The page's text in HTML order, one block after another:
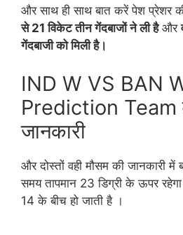
और साथ ही साथ बात करें पेश प्रेशर
से 21 विकेट तीन गेंदबाजों ने ली हैऔर
गेंदबाजी को मिली है।
IND W VS BAN
Prediction Team
जानकारी
और दोस्तों वही मौसम की जानकारी में
समय तापमान 23 डिग्री के ऊपर
14 के बीच हो जाती है ।